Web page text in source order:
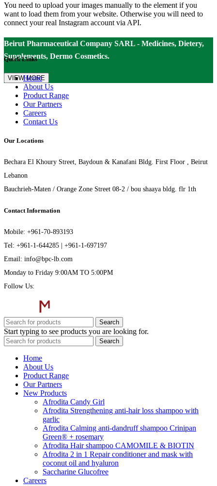
You need to upload your images manually to the element if you
want to load them from your website. Otherwise you will need to
connect your real Instagram account via API.
Beirut Pharmaceutical Company SARL - Medicines, Dietery,
Supplements, Dermo Cosmetics.
VIEW MORE
Quick Links
Home
About Us
Product Range
Our Partners
Careers
Contact Us
Our Locations
Bechara El Khoury Street, Baydoun & Kanafani Bldg. First Floor , Beirut
Lebanon
Bauchrieh-Maten / Orange Zone Street 08-2 / bou shaaya bldg. flr 1th
Contact Information
Mobile: +961-70-893193
Tel: +961-1-644285 | +961-1-697197
Email: info@bpc-lb.com
Monday to Friday 9:00AM TO 5:00PM
Follow Us:
Search
Start typing to see products you are looking for.
Search
Home
About Us
Product Range
Our Partners
New Products
Afrodita Candy Girl
Afrodita Strengthening anti-hair loss shampoo with
garlic
Afrodita Calming anti-dandruff shampoo Crinipan
Green® + rosemary
Afrodita Hair shampoo CAMOMILE & BIOTIN
Afrodita 2 in 1 Repair conditioner and mask with
coconut oil and hyaluron
Saccharine Glucofree
Careers